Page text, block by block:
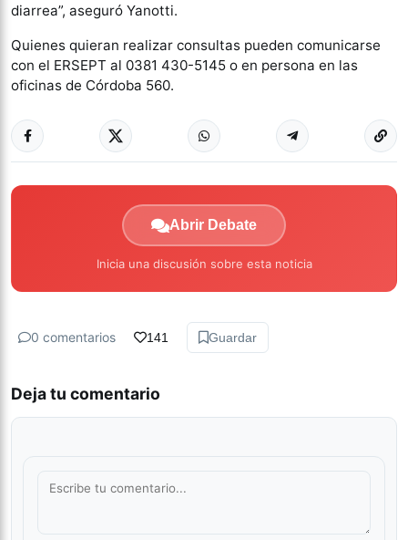
diarrea”, aseguró Yanotti.
Quienes quieran realizar consultas pueden comunicarse
con el ERSEPT al 0381 430-5145 o en persona en las
oficinas de Córdoba 560.
Abrir Debate
Inicia una discusión sobre esta noticia
0 comentarios 141 Guardar
Deja tu comentario